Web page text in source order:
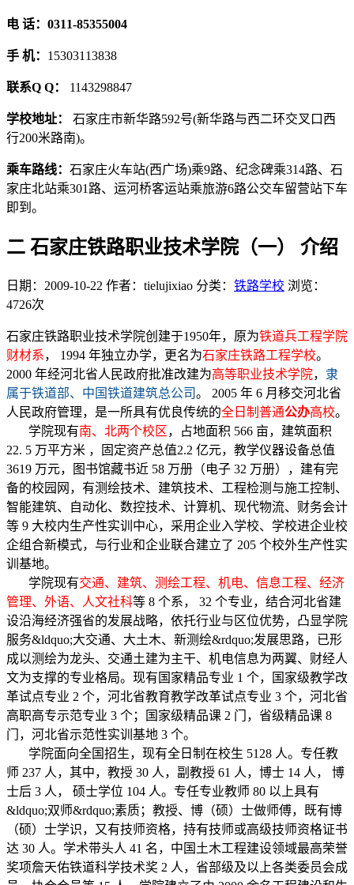
电 话：0311-85355004
手 机： 15303113838
联系Q Q： 1143298847
学校地址： 石家庄市新华路592号(新华路与西二环交叉口西
行200米路南)。
乘车路线： 石家庄火车站(西广场)乘9路、纪念碑乘314路、石
家庄北站乘301路、运河桥客运站乘旅游6路公交车留营站下车
即到。
二 石家庄铁路职业技术学院（一） 介绍
日期：2009-10-22 作者：tielujixiao 分类： 铁路学校 浏览：
4726次
石家庄铁路职业技术学院创建于1950年，原为铁道兵工程学院
财材系， 1994 年独立办学，更名为石家庄铁路工程学校。
2000 年经河北省人民政府批准改建为高等职业技术学院， 隶
属于铁道部、中国铁道建筑总公司。 2005 年 6 月移交河北省
人民政府管理，是一所具有优良传统的全日制普通公办高校。
学院现有南、北两个校区，占地面积 566 亩，建筑面积
22. 5 万平方米 ，固定资产总值2.2 亿元，教学仪器设备总值
3619 万元，图书馆藏书近 58 万册（电子 32 万册），建有完
备的校园网，有测绘技术、建筑技术、工程检测与施工控制、
智能建筑、自动化、数控技术、计算机、现代物流、财务会计
等 9 大校内生产性实训中心，采用企业入学校、学校进企业校
企组合新模式，与行业和企业联合建立了 205 个校外生产性实
训基地。
学院现有交通、建筑、测绘工程、机电、信息工程、经济
管理、外语、人文社科等 8 个系， 32 个专业，结合河北省建
设沿海经济强省的发展战略，依托行业与区位优势，凸显学院
服务&ldquo;大交通、大土木、新测绘&rdquo;发展思路，已形
成以测绘为龙头、交通土建为主干、机电信息为两翼、财经人
文为支撑的专业格局。现有国家精品专业 1 个，国家级教学改
革试点专业 2 个，河北省教育教学改革试点专业 3 个，河北省
高职高专示范专业 3 个；国家级精品课 2 门，省级精品课 8
门，河北省示范性实训基地 3 个。
学院面向全国招生，现有全日制在校生 5128 人。专任教
师 237 人，其中，教授 30 人，副教授 61 人，博士 14 人， 博
士后 3 人， 硕士学位 104 人。专任专业教师 80 以上具有
&ldquo;双师&rdquo;素质；教授、博（硕）士做师傅，既有博
（硕）士学识，又有技师资格，持有技师或高级技师资格证书
达 30 人。学术带头人 41 名，中国土木工程建设领域最高荣誉
奖项詹天佑铁道科学技术奖 2 人，省部级及以上各类委员会成